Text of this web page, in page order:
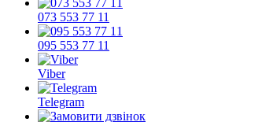
073 553 77 11
095 553 77 11
Viber
Telegram